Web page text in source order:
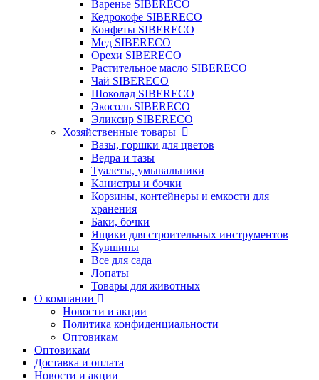
Варенье SIBERECO
Кедрокофе SIBERECO
Конфеты SIBERECO
Мед SIBERECO
Орехи SIBERECO
Растительное масло SIBERECO
Чай SIBERECO
Шоколад SIBERECO
Экосоль SIBERECO
Эликсир SIBERECO
Хозяйственные товары
Вазы, горшки для цветов
Ведра и тазы
Туалеты, умывальники
Канистры и бочки
Корзины, контейнеры и емкости для
хранения
Баки, бочки
Ящики для строительных инструментов
Кувшины
Все для сада
Лопаты
Товары для животных
О компании
Новости и акции
Политика конфиденциальности
Оптовикам
Оптовикам
Доставка и оплата
Новости и акции